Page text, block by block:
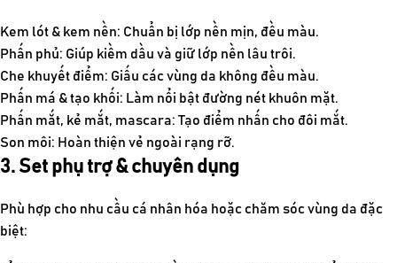
Kem lót & kem nền: Chuẩn bị lớp nền mịn, đều màu.
Phấn phủ: Giúp kiềm dầu và giữ lớp nền lâu trôi.
Che khuyết điểm: Giấu các vùng da không đều màu.
Phấn má & tạo khối: Làm nổi bật đường nét khuôn mặt.
Phấn mắt, kẻ mắt, mascara: Tạo điểm nhấn cho đôi mắt.
Son môi: Hoàn thiện vẻ ngoài rạng rỡ.
3. Set phụ trợ & chuyên dụng
Phù hợp cho nhu cầu cá nhân hóa hoặc chăm sóc vùng da đặc
biệt: